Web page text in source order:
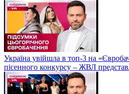
Україна увійшла в топ-3 на
пісенного конкурсу – ЖВЛ